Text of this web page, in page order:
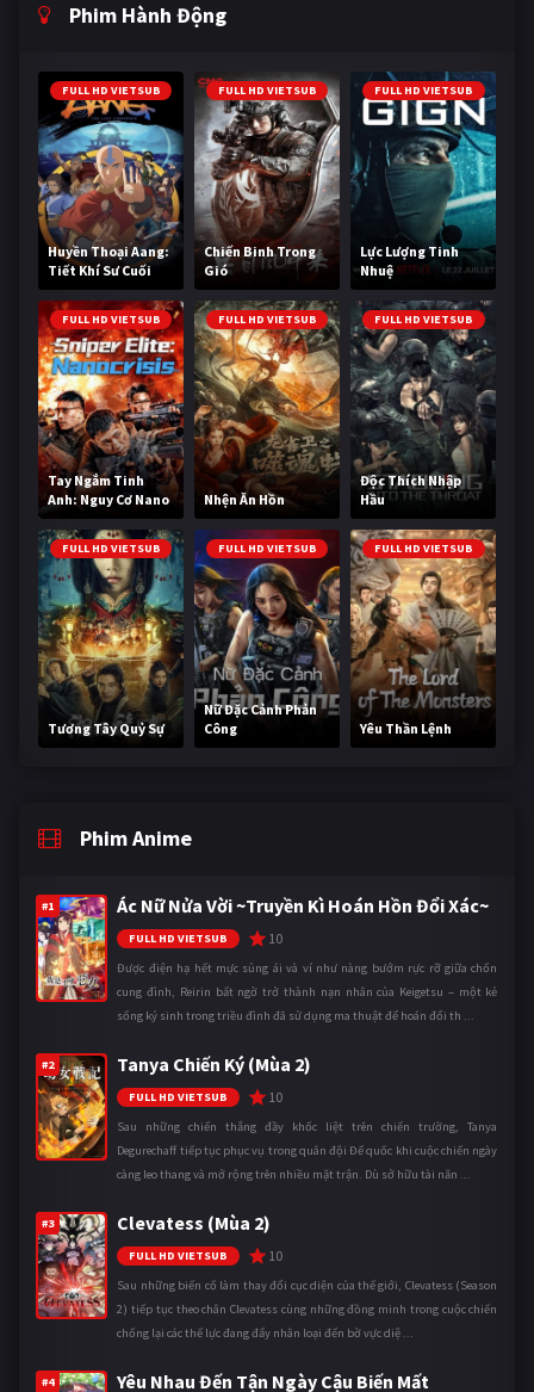
Phim Hành Động
FULL HD VIETSUB
Huyền Thoại Aang:
Tiết Khí Sư Cuối
Cùng
FULL HD VIETSUB
Chiến Binh Trong
Gió
FULL HD VIETSUB
Lực Lượng Tinh
Nhuệ
FULL HD VIETSUB
Tay Ngắm Tinh
Anh: Nguy Cơ Nano
FULL HD VIETSUB
Nhện Ăn Hồn
FULL HD VIETSUB
Độc Thích Nhập
Hầu
FULL HD VIETSUB
Tương Tây Quỷ Sự
FULL HD VIETSUB
Nữ Đặc Cảnh Phản
Công
FULL HD VIETSUB
Yêu Thần Lệnh
Phim Anime
#1 Ác Nữ Nửa Vời ~Truyền Kì Hoán Hồn Đổi Xác~
FULL HD VIETSUB 10
Được điện hạ hết mực sủng ái và ví như nàng bướm rực rỡ giữa chốn
cung đình, Reirin bất ngờ trở thành nạn nhân của Keigetsu – một kẻ
sống ký sinh trong triều đình đã sử dụng ma thuật để hoán đổi th ...
#2 Tanya Chiến Ký (Mùa 2)
FULL HD VIETSUB 10
Sau những chiến thắng đầy khốc liệt trên chiến trường, Tanya
Degurechaff tiếp tục phục vụ trong quân đội Đế quốc khi cuộc chiến ngày
càng leo thang và mở rộng trên nhiều mặt trận. Dù sở hữu tài năn ...
#3 Clevatess (Mùa 2)
FULL HD VIETSUB 10
Sau những biến cố làm thay đổi cục diện của thế giới, Clevatess (Season
2) tiếp tục theo chân Clevatess cùng những đồng minh trong cuộc chiến
chống lại các thế lực đang đẩy nhân loại đến bờ vực diệ ...
#4 Yêu Nhau Đến Tận Ngày Cậu Biến Mất